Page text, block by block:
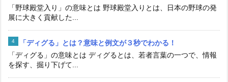
「野球殿堂入り」の意味とは 野球殿堂入りとは、日本の野球の発
展に大きく貢献した...
「ディグる」とは？意味と例文が３秒でわかる！
「ディグる」の意味とは ディグるとは、若者言葉の一つで、情報
を探す、掘り下げて...